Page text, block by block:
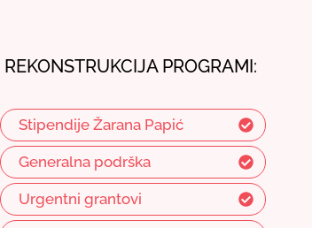
REKONSTRUKCIJA PROGRAMI:
Stipendije Žarana Papić
Generalna podrška
Urgentni grantovi